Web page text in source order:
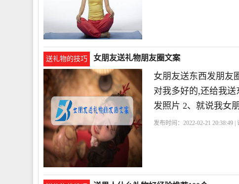
送礼物的技巧 女朋友送礼物朋友圈文案
女朋友送东西发朋友
对我多好的,还给我
发照片 2、就说我女
发布时间：2022-02-21 20:38:49 |